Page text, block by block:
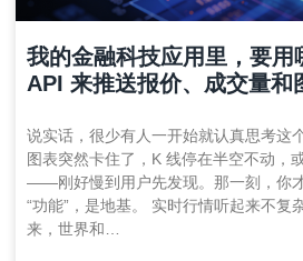
我的金融科技应用里，要用
API 来推送报价、成交量和
说实话，很少有人一开始就认真思考这
图表突然卡住了，K 线停在半空不动，
——刚好慢到用户先发现。那一刻，你
“功能”，是地基。 实时行情听起来不复
来，世界和…